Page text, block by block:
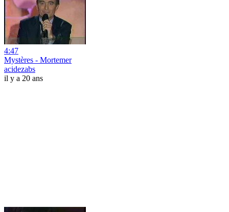
4:47
Mystères - Mortemer
acidezabs
il y a 20 ans